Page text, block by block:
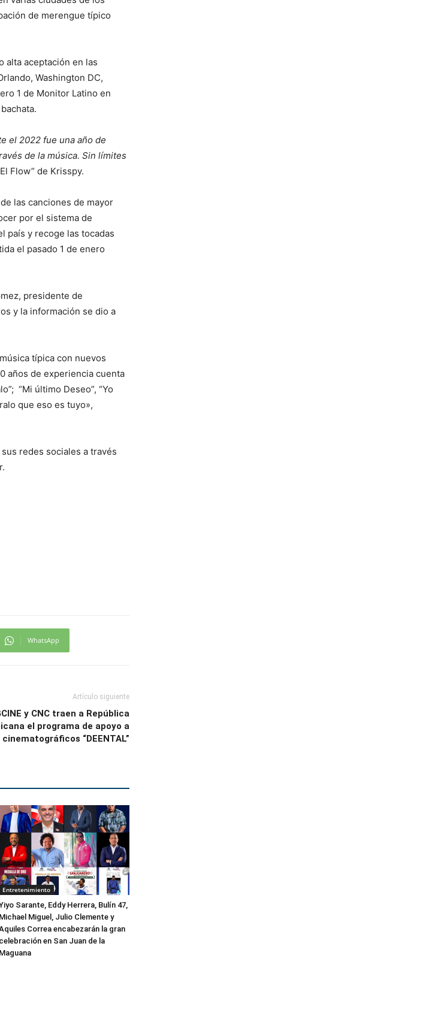
de merengue típico
alta aceptación en las
Washington DC,
1 de Monitor Latino en
el 2022 fue una año de
de la música. Sin límites
Flow” de Krisspy.
las canciones de mayor
por el sistema de
país y recoge las tocadas
el pasado 1 de enero
presidente de
y la información se dio a
típica con nuevos
años de experiencia cuenta
“Mi último Deseo”, “Yo
que eso es tuyo»,
redes sociales a través
WhatsApp
Artículo siguiente
y CNC traen a República
el programa de apoyo a
“DEENTAL”
Entretenimiento
Sarante, Eddy Herrera, Bulín 47,
Michael Miguel, Julio Clemente y
Correa encabezarán la gran
celebración en San Juan de la
Maguana